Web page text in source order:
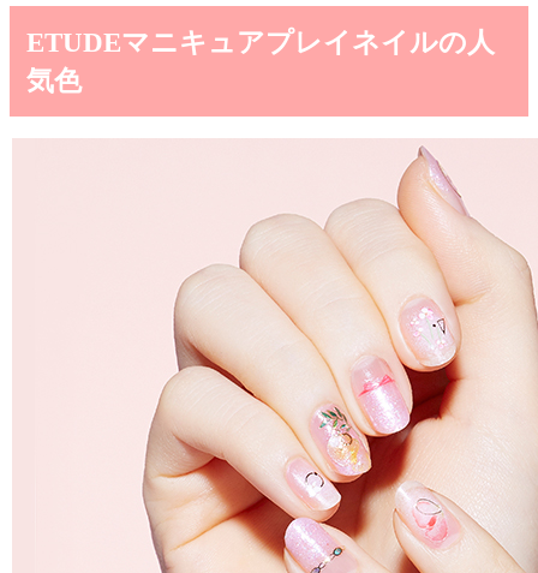
ETUDEマニキュアプレイネイルの人
気色